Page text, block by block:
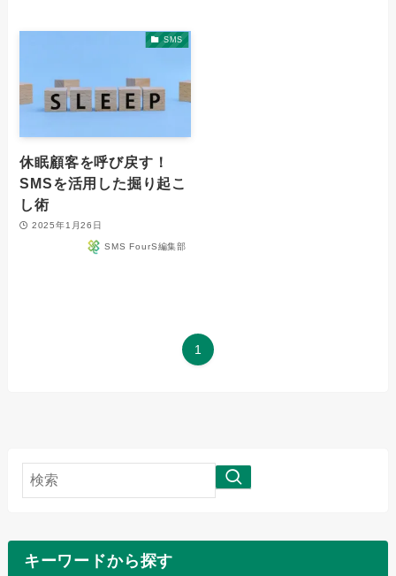
SMS
休眠顧客を呼び戻す！
SMSを活用した掘り起こ
し術
2025年1月26日
SMS FourS編集部
1
検
索
キーワードから探す